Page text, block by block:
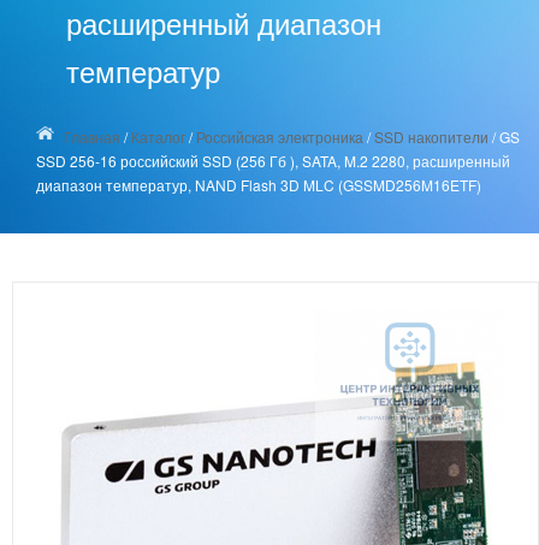
расширенный диапазон
температур
Главная /Каталог/Российская электроника /SSD накопители /GS
SSD 256-16 российский SSD (256 Гб ), SATA, M.2 2280, расширенный
диапазон температур, NAND Flash 3D MLC (GSSMD256M16ETF)